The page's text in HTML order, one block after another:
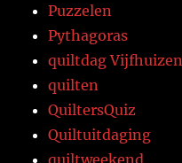
Puzzelen
Pythagoras
quiltdag Vijfhuizen
quilten
QuiltersQuiz
Quiltuitdaging
quiltweekend